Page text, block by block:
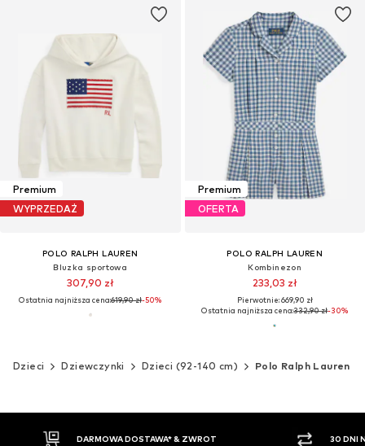
Premium
WYPRZEDAŻ
POLO RALPH LAUREN
Bluzka sportowa
307,90 zł
Ostatnia najniższa cena:619,90 zł-50%
Premium
OFERTA
POLO RALPH LAUREN
Kombinezon
233,03 zł
Pierwotnie: 669,90 zł
Ostatnia najniższa cena:332,90 zł-30%
Dzieci Dziewczynki Dzieci (92-140 cm) Polo Ralph Lauren
DARMOWA DOSTAWA* & ZWROT 30 DNI